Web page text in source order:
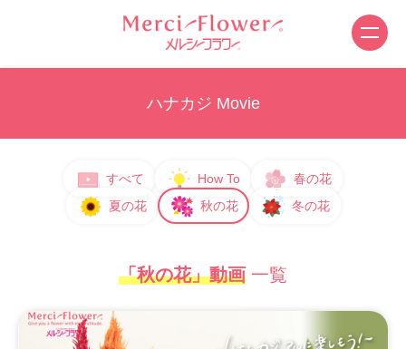
ハナカジ Movie
すべて How To
春の花
夏の花
秋の花 冬の花
「秋の花」動画 一覧